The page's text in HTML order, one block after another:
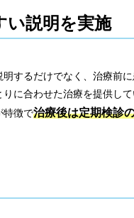
い説明を実施
するだけでなく、治療前
に合わせた治療を提供し
特徴で治療後は定期検診